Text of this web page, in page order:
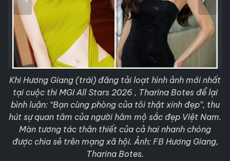
Khi Hương Giang (trái) đăng tải loạt hình ảnh mới nhất
tại cuộc thi MGI All Stars 2026 , Tharina Botes để lại
bình luận: “Bạn cùng phòng của tôi thật xinh đẹp”, thu
hút sự quan tâm của người hâm mộ sắc đẹp Việt Nam.
Màn tương tác thân thiết của cả hai nhanh chóng
được chia sẻ trên mạng xã hội. Ảnh: FB Hương Giang,
Tharina Botes.